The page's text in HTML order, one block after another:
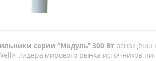
серии “Модуль” 300 Вт оснащёны
лидера мирового рынка источников